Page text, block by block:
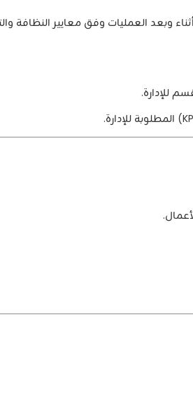
وبعد العمليات وفق معايير النظافة
للإدارة.